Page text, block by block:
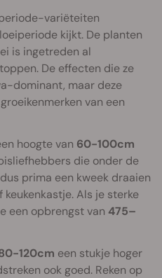
variëteiten
kijkt. De planten
is ingetreden al
De effecten die ze
dominant, maar deze
van een
hoogte van 60-100cm
die onder de
prima een kweek draaien
Als je sterke
een opbrengst van 475–
120cm een stukje hoger
ook goed. Reken op